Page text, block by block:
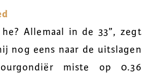
Allemaal in de 33”, zegt
nog eens naar de uitslagen
miste op 0.36